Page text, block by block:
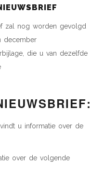
zal nog worden gevolgd
december
die u van dezelfde
u informatie over de
over de volgende